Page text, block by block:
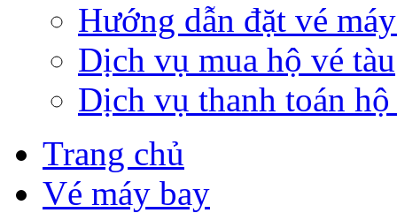
Hướng dẫn đặt vé
Dịch vụ mua hộ vé tàu
Dịch vụ thanh toán hộ
Trang chủ
Vé máy bay